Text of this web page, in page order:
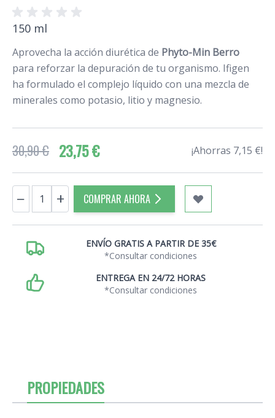
150 ml
Aprovecha la acción diurética de Phyto-Min Berro
para reforzar la depuración de tu organismo. Ifigen
ha formulado el complejo líquido con una mezcla de
minerales como potasio, litio y magnesio.
30,90 € 23,75 € ¡Ahorras 7,15 €!
Cantidad
− + COMPRAR AHORA
ENVÍO GRATIS A PARTIR DE 35€
*Consultar condiciones
ENTREGA EN 24/72 HORAS
*Consultar condiciones
PROPIEDADES